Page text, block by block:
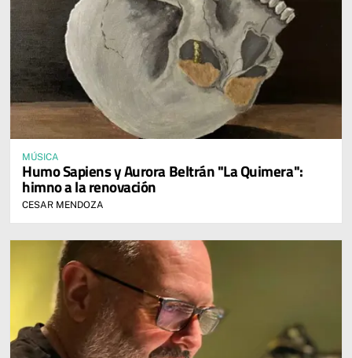
MÚSICA
Humo Sapiens y Aurora Beltrán "La Quimera":
himno a la renovación
CESAR MENDOZA